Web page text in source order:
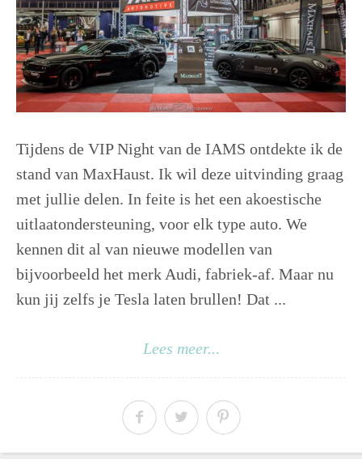
Tijdens de VIP Night van de IAMS ontdekte ik de
stand van MaxHaust. Ik wil deze uitvinding graag
met jullie delen. In feite is het een akoestische
uitlaatondersteuning, voor elk type auto. We
kennen dit al van nieuwe modellen van
bijvoorbeeld het merk Audi, fabriek-af. Maar nu
kun jij zelfs je Tesla laten brullen! Dat ...
Lees meer...